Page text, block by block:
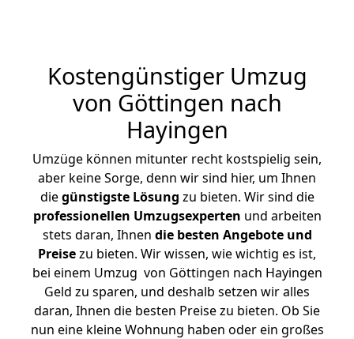
Kostengünstiger Umzug
von Göttingen nach
Hayingen
Umzüge können mitunter recht kostspielig sein,
aber keine Sorge, denn wir sind hier, um Ihnen
diegünstigste Lösung zu bieten. Wir sind die
professionellen Umzugsexperten und arbeiten
stets daran, Ihnen die besten Angebote und
Preisezu bieten. Wir wissen, wie wichtig es ist,
bei einem Umzug von Göttingen nach Hayingen
Geld zu sparen, und deshalb setzen wir alles
daran, Ihnen die besten Preise zu bieten. Ob Sie
nun eine kleine Wohnung haben oder ein großes